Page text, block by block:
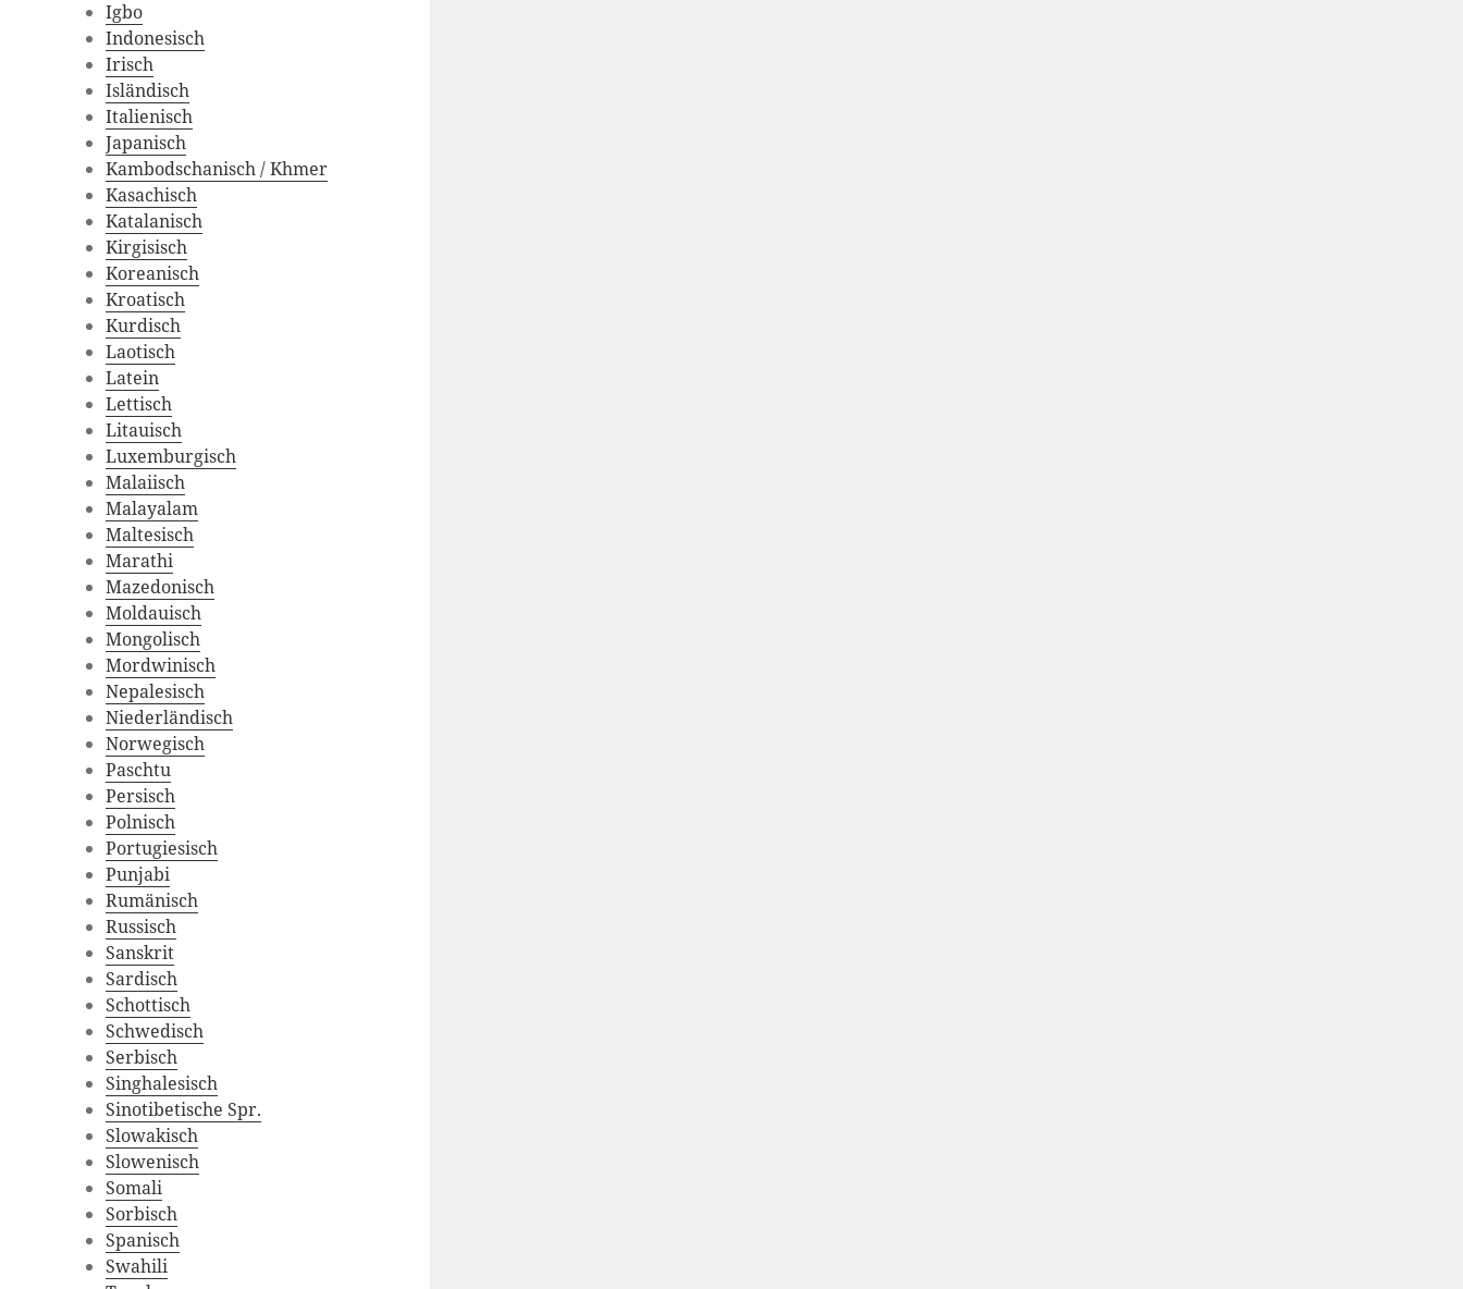
Igbo
Indonesisch
Irisch
Isländisch
Italienisch
Japanisch
Kambodschanisch / Khmer
Kasachisch
Katalanisch
Kirgisisch
Koreanisch
Kroatisch
Kurdisch
Laotisch
Latein
Lettisch
Litauisch
Luxemburgisch
Malaiisch
Malayalam
Maltesisch
Marathi
Mazedonisch
Moldauisch
Mongolisch
Mordwinisch
Nepalesisch
Niederländisch
Norwegisch
Paschtu
Persisch
Polnisch
Portugiesisch
Punjabi
Rumänisch
Russisch
Sanskrit
Sardisch
Schottisch
Schwedisch
Serbisch
Singhalesisch
Sinotibetische Spr.
Slowakisch
Slowenisch
Somali
Sorbisch
Spanisch
Swahili